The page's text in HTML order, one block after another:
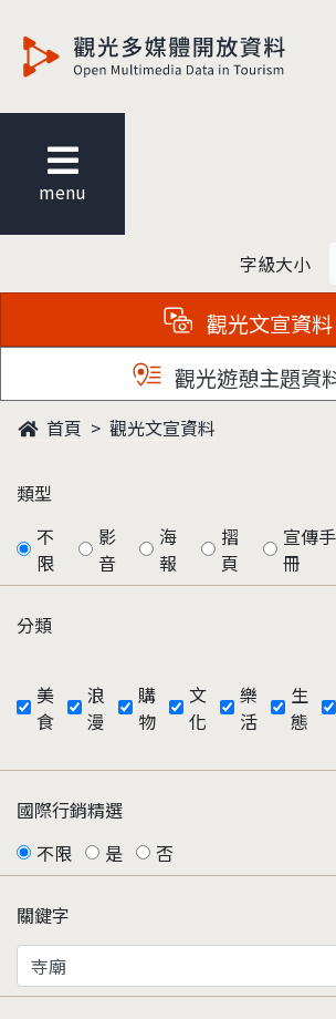
menu
字級大小
觀光文宣資料
觀光遊憩主題資
首頁 觀光文宣資料
類型
不
限
影
音
海
報
摺
頁
宣傳手
冊
分類
美
食
浪
漫
購
物
文
化
樂
活
生
態
國際行銷精選
不限
是 否
關鍵字